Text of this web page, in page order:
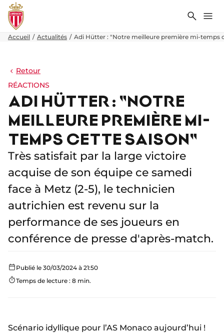
Accueil Actualités Adi Hütter : "Notre meilleure première mi-temps
Retour
RÉACTIONS
ADI HÜTTER : "NOTRE
MEILLEURE PREMIÈRE MI-
TEMPS CETTE SAISON"
Très satisfait par la large victoire
acquise de son équipe ce samedi
face à Metz (2-5), le technicien
autrichien est revenu sur la
performance de ses joueurs en
conférence de presse d'après-match.
Publié le 30/03/2024 à 21:50
Temps de lecture : 8 min.
Scénario idyllique pour l’AS Monaco aujourd’hui !